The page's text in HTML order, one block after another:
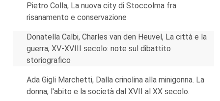
Pietro Colla, La nuova city di Stoccolma fra
risanamento e conservazione
Donatella Calbi, Charles van den Heuvel, La città e la
guerra, XV-XVIII secolo: note sul dibattito
storiografico
Ada Gigli Marchetti, Dalla crinolina alla minigonna. La
donna, l'abito e la società dal XVII al XX secolo.